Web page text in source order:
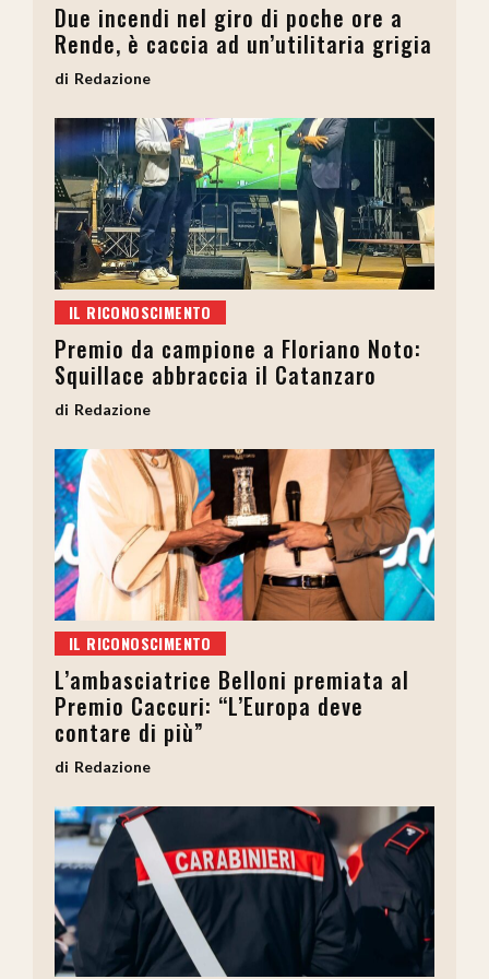
Due incendi nel giro di poche ore a
Rende, è caccia ad un’utilitaria grigia
Redazione
IL RICONOSCIMENTO
Premio da campione a Floriano Noto:
Squillace abbraccia il Catanzaro
Redazione
IL RICONOSCIMENTO
L’ambasciatrice Belloni premiata al
Premio Caccuri: “L’Europa deve
contare di più”
Redazione